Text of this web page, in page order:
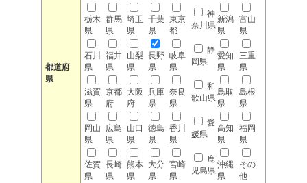
都道府
県
栃木
県
群馬
県
埼玉
県
千葉
県
東京
都
神
奈川県
新潟
県
富山
県
石川
県
福井
県
山梨
県
長野
県
岐阜
県
静
岡県
愛知
県
三重
県
滋賀
県
京都
府
大阪
府
兵庫
県
奈良
県
和
歌山県
鳥取
県
島根
県
岡山
県
広島
県
山口
県
徳島
県
香川
県
愛
媛県
高知
県
福岡
県
佐賀
県
長崎
県
熊本
県
大分
県
宮崎
県
鹿
児島県
沖縄
県
その
他